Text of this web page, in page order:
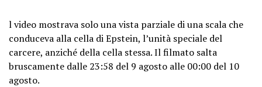
l video mostrava solo una vista parziale di una scala che
conduceva alla cella di Epstein, l’unità speciale del
carcere, anziché della cella stessa. Il filmato salta
bruscamente dalle 23:58 del 9 agosto alle 00:00 del 10
agosto.